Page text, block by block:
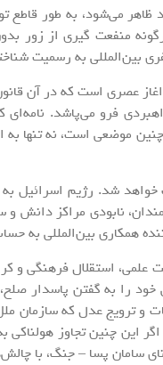
ظاهر می‌شود، به طور قاطع
کرد که هرگونه منفعت گیری از
بین‌المللی به رسمیت
عصری است که در آن
موضعی است، نه تنها به
شد. رژیم اسرائیل
نابودی مراکز دانش
همکاری بین‌المللی به
علمی، استقلال فرهنگی و
را به گفتن پاسدار
ترویج عدل که سازمان
این چنین تجاوز
سامان پسا – جنگ، با